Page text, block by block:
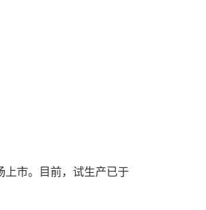
上市。目前，试生产已于